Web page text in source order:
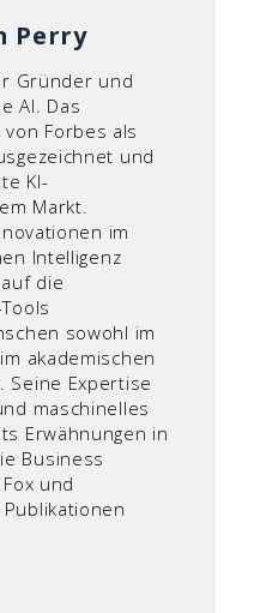
Perry
Gründer und
AI. Das
Forbes als
und
KI-
Markt.
im
Intelligenz
die
sowohl im
akademischen
Seine Expertise
maschinelles
Erwähnungen in
Business
und